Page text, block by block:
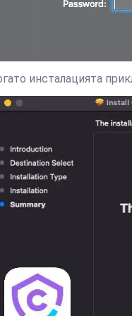
инсталацията